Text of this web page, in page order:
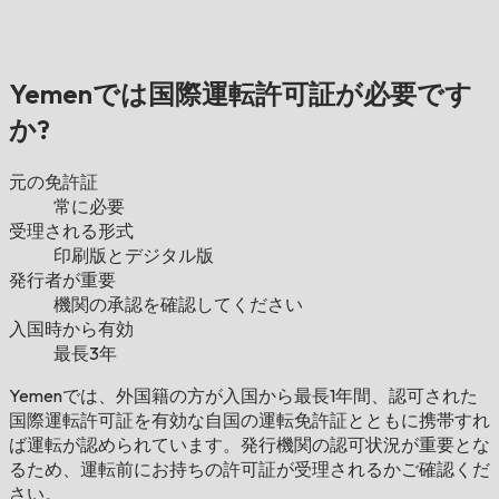
Yemenでは国際運転許可証が必要です
か?
元の免許証
常に必要
受理される形式
印刷版とデジタル版
発行者が重要
機関の承認を確認してください
入国時から有効
最長3年
Yemenでは、外国籍の方が入国から最長1年間、認可された
国際運転許可証を有効な自国の運転免許証とともに携帯すれ
ば運転が認められています。発行機関の認可状況が重要とな
るため、運転前にお持ちの許可証が受理されるかご確認くだ
さい。